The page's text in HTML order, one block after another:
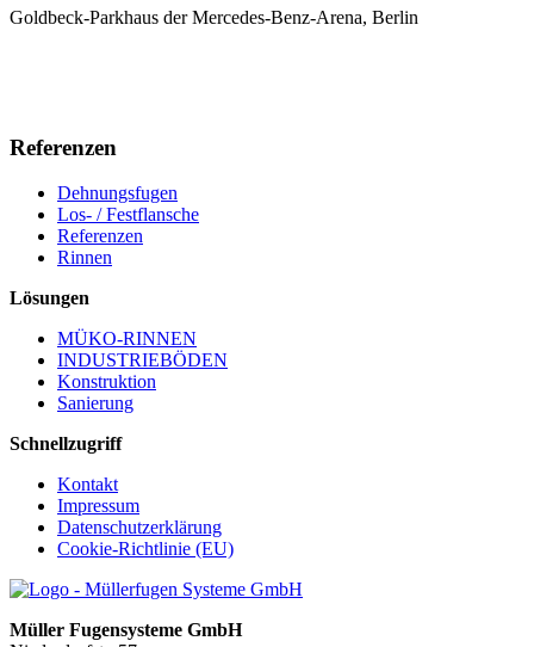
Goldbeck-Parkhaus der Mercedes-Benz-Arena, Berlin
Referenzen
Dehnungsfugen
Los- / Festflansche
Referenzen
Rinnen
Lösungen
MÜKO-RINNEN
INDUSTRIEBÖDEN
Konstruktion
Sanierung
Schnellzugriff
Kontakt
Impressum
Datenschutzerklärung
Cookie-Richtlinie (EU)
Müller Fugensysteme GmbH